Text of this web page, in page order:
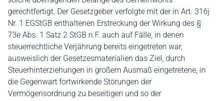
gerechtfertigt. Der Gesetzgeber verfolgte mit der in Art. 316j
Nr. 1 EGStGB enthaltenen Erstreckung der Wirkung des §
73e Abs. 1 Satz 2 StGB n.F. auch auf Fälle, in denen
steuerrechtliche Verjährung bereits eingetreten war,
ausweislich der Gesetzesmaterialien das Ziel, durch
Steuerhinterziehungen in großem Ausmaß eingetretene, in
die Gegenwart fortwirkende Störungen der
Vermögensordnung zu beseitigen und so der